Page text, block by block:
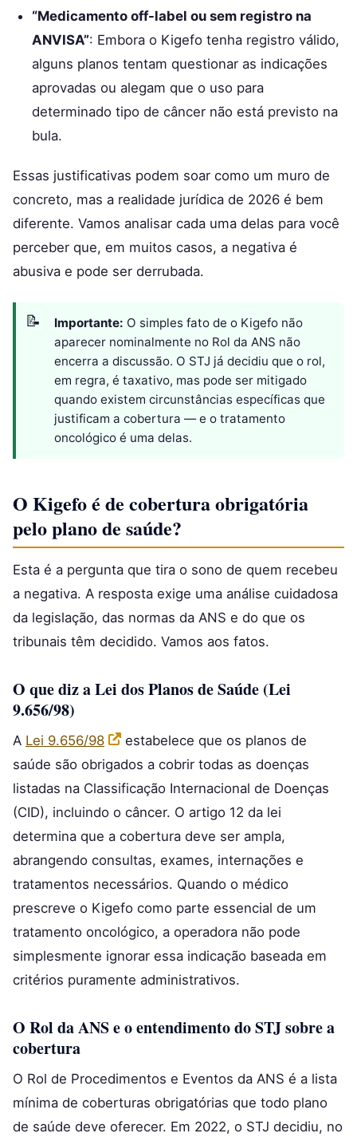
“Medicamento off-label ou sem registro na
ANVISA”: Embora o Kigefo tenha registro válido,
alguns planos tentam questionar as indicações
aprovadas ou alegam que o uso para
determinado tipo de câncer não está previsto na
bula.
Essas justificativas podem soar como um muro de
concreto, mas a realidade jurídica de 2026 é bem
diferente. Vamos analisar cada uma delas para você
perceber que, em muitos casos, a negativa é
abusiva e pode ser derrubada.
Importante: O simples fato de o Kigefo não
aparecer nominalmente no Rol da ANS não
encerra a discussão. O STJ já decidiu que o rol,
em regra, é taxativo, mas pode ser mitigado
quando existem circunstâncias específicas que
justificam a cobertura — e o tratamento
oncológico é uma delas.
O Kigefo é de cobertura obrigatória
pelo plano de saúde?
Esta é a pergunta que tira o sono de quem recebeu
a negativa. A resposta exige uma análise cuidadosa
da legislação, das normas da ANS e do que os
tribunais têm decidido. Vamos aos fatos.
O que diz a Lei dos Planos de Saúde (Lei
9.656/98)
A Lei 9.656/98
estabelece que os planos de
saúde são obrigados a cobrir todas as doenças
listadas na Classificação Internacional de Doenças
(CID), incluindo o câncer. O artigo 12 da lei
determina que a cobertura deve ser ampla,
abrangendo consultas, exames, internações e
tratamentos necessários. Quando o médico
prescreve o Kigefo como parte essencial de um
tratamento oncológico, a operadora não pode
simplesmente ignorar essa indicação baseada em
critérios puramente administrativos.
O Rol da ANS e o entendimento do STJ sobre a
cobertura
O Rol de Procedimentos e Eventos da ANS é a lista
mínima de coberturas obrigatórias que todo plano
de saúde deve oferecer. Em 2022, o STJ decidiu, no